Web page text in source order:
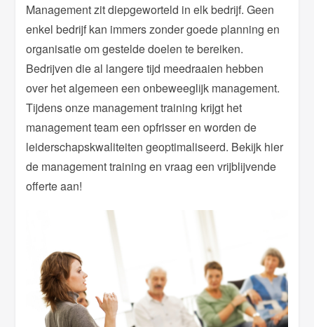
Management zit diepgeworteld in elk bedrijf. Geen
enkel bedrijf kan immers zonder goede planning en
organisatie om gestelde doelen te bereiken.
Bedrijven die al langere tijd meedraaien hebben
over het algemeen een onbeweeglijk management.
Tijdens onze management training krijgt het
management team een opfrisser en worden de
leiderschapskwaliteiten geoptimaliseerd. Bekijk hier
de management training en vraag een vrijblijvende
offerte aan!